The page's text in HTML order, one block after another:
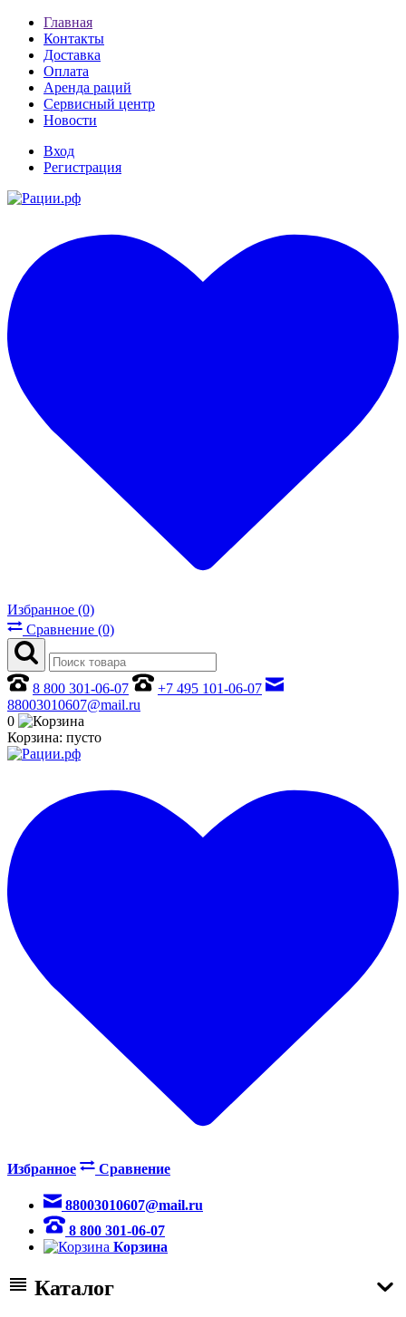
Главная
Контакты
Доставка
Оплата
Аренда раций
Сервисный центр
Новости
Вход
Регистрация
Избранное (0)
Сравнение (0)
8 800 301-06-07
+7 495 101-06-07
88003010607@mail.ru
0
Корзина: пусто
Избранное Сравнение
88003010607@mail.ru
8 800 301-06-07
Корзина
Каталог